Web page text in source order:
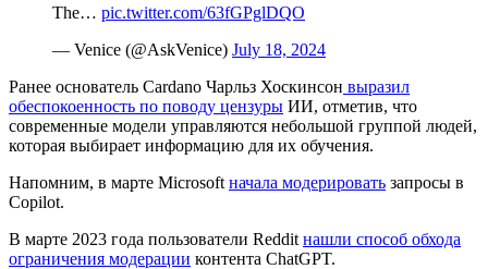
The… pic.twitter.com/63fGPglDQO
— Venice (@AskVenice) July 18, 2024
Ранее основатель Cardano Чарльз Хоскинсон выразил
обеспокоенность по поводу цензуры ИИ, отметив, что
современные модели управляются небольшой группой людей,
которая выбирает информацию для их обучения.
Напомним, в марте Microsoft начала модерировать запросы в
Copilot.
В марте 2023 года пользователи Reddit нашли способ обхода
ограничения модерации контента ChatGPT.